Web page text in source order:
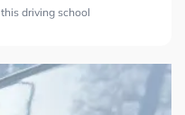
driving school